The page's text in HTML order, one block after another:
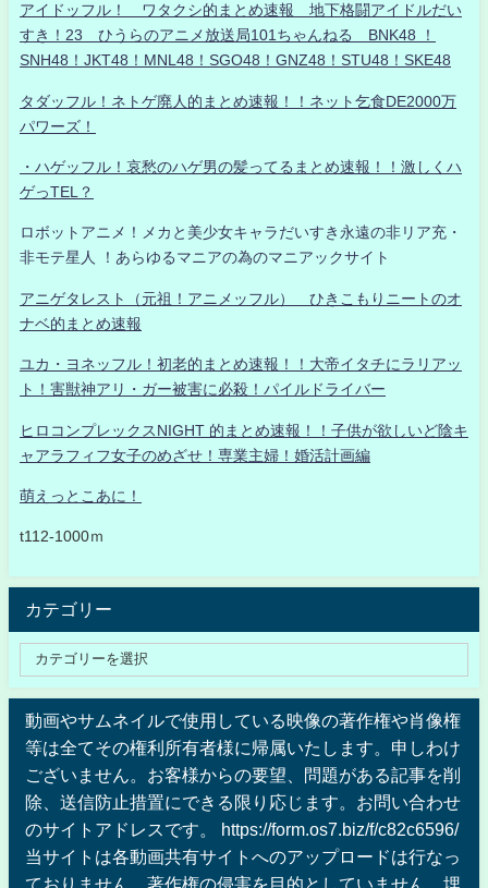
アイドッフル！ ワタクシ的まとめ速報 地下格闘アイドルだい
すき！23 ひうらのアニメ放送局101ちゃんねる BNK48 ！
SNH48！JKT48！MNL48！SGO48！GNZ48！STU48！SKE48
タダッフル！ネトゲ廃人的まとめ速報！！ネット乞食DE2000万
パワーズ！
・ハゲッフル！哀愁のハゲ男の髪ってるまとめ速報！！激しくハ
ゲっTEL？
ロボットアニメ！メカと美少女キャラだいすき永遠の非リア充・
非モテ星人 ！あらゆるマニアの為のマニアックサイト
アニゲタレスト（元祖！アニメッフル） ひきこもりニートのオ
ナベ的まとめ速報
ユカ・ヨネッフル！初老的まとめ速報！！大帝イタチにラリアッ
ト！害獣神アリ・ガー被害に必殺！パイルドライバー
ヒロコンプレックスNIGHT 的まとめ速報！！子供が欲しいど陰キ
ャアラフィフ女子のめざせ！専業主婦！婚活計画編
萌えっとこあに！
t112-1000ｍ
カテゴリー
動画やサムネイルで使用している映像の著作権や肖像権
等は全てその権利所有者様に帰属いたします。申しわけ
ございません。お客様からの要望、問題がある記事を削
除、送信防止措置にできる限り応じます。お問い合わせ
のサイトアドレスです。 https://form.os7.biz/f/c82c6596/
当サイトは各動画共有サイトへのアップロードは行なっ
ておりません、著作権の侵害を目的としていません、埋